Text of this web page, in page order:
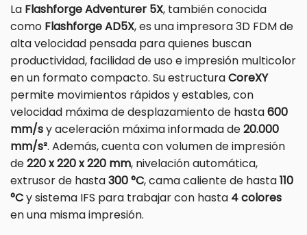
La Flashforge Adventurer 5X, también conocida
como Flashforge AD5X, es una impresora 3D FDM de
alta velocidad pensada para quienes buscan
productividad, facilidad de uso e impresión multicolor
en un formato compacto. Su estructuraCoreXY
permite movimientos rápidos y estables, con
velocidad máxima de desplazamiento de hasta600
mm/sy aceleración máxima informada de20.000
mm/s². Además, cuenta con volumen de impresión
de220 x 220 x 220 mm, nivelación automática,
extrusor de hasta300 °C, cama caliente de hasta110
°Cy sistema IFS para trabajar con hasta 4 colores
en una misma impresión.